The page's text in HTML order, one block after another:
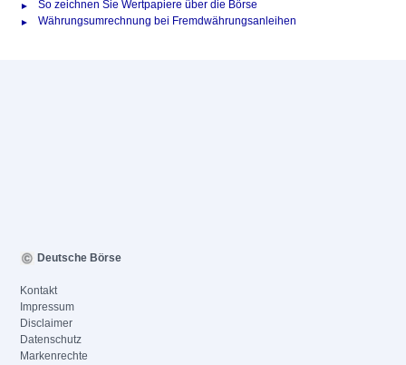
So zeichnen Sie Wertpapiere über die Börse
Währungsumrechnung bei Fremdwährungsanleihen
Deutsche Börse
Kontakt
Impressum
Disclaimer
Datenschutz
Markenrechte